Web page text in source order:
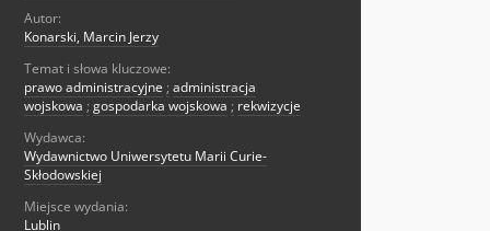
Autor:
Konarski, Marcin Jerzy
Temat i słowa kluczowe:
prawo administracyjne ; administracja
wojskowa ; gospodarka wojskowa ; rekwizycje
Wydawca:
Wydawnictwo Uniwersytetu Marii Curie-
Skłodowskiej
Miejsce wydania:
Lublin